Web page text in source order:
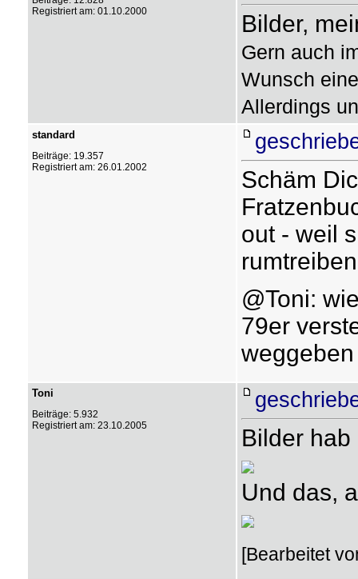
Registriert am: 01.10.2000
Bilder,
Gern auch
Wunsch
Allerdings
standard
Beiträge: 19.357
Registriert am: 26.01.2002
Schäm
out - weil
@Toni:
79er
Toni
Beiträge: 5.932
Registriert am: 23.10.2005
Bilder
Und das,
[Bearbeitet